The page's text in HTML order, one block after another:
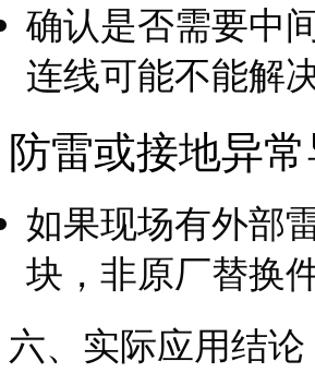
确认是否需要中
连线可能不能解
防雷或接地异
如果现场有外部
块，非原厂替换
六、实际应用结